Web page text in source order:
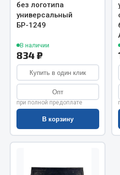
Манжеты
Паронит
Прокладки
Рукава высокого давления
Показать ещё
Весь раздел
Автомобильная
Блоки реле и предохранителей
без логотипа
универсальный
БР-1249
В наличии
834 ₽
Купить в один клик
Опт
при полной предоплате
В корзину